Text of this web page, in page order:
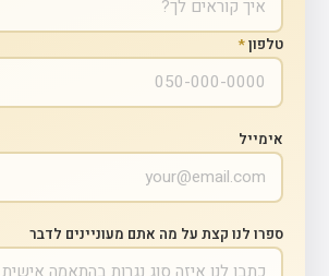
טלפון*
אימייל
ספרו לנו קצת על מה אתם מעוניינים לדבר